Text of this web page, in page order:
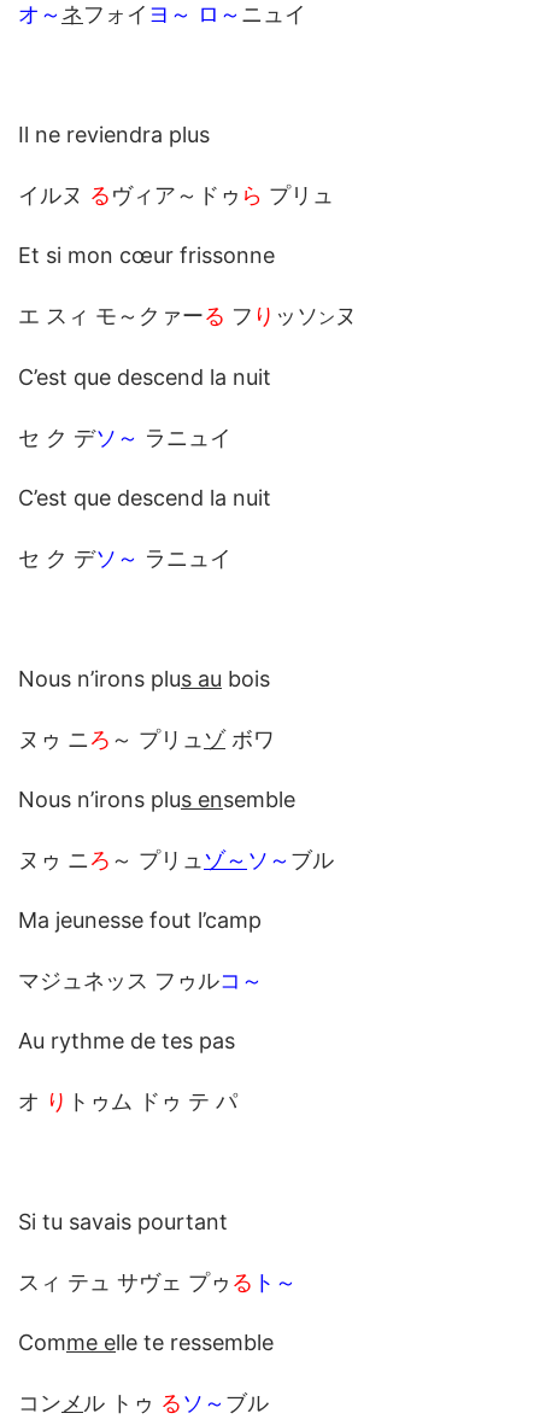
オ～ ネフォイ ヨ～ ロ～ ニュイ
Il ne reviendra plus
イルヌ るヴィア～ドゥ ら プリュ
Et si mon cœur frissonne
エ スィ モ～クァーる フ り ッソ ン ヌ
C’est que descend la nuit
セ ク デソ～ ラニュイ
C’est que descend la nuit
セ ク デソ～ ラニュイ
Nous n’irons plus au bois
ヌゥ ニろ ～ プリュ ゾボワ
Nous n’irons plus ensemble
ヌゥ ニろ ～ プリュ ゾ～ ソ～ ブル
Ma jeunesse fout l’camp
マジュネッス フゥルコ～
Au rythme de tes pas
オ り トゥム ドゥ テ パ
Si tu savais pourtant
スィ テュ サヴェ プゥ る ト～
Comme elle te ressemble
コン メ ル トゥ るソ～ ブル